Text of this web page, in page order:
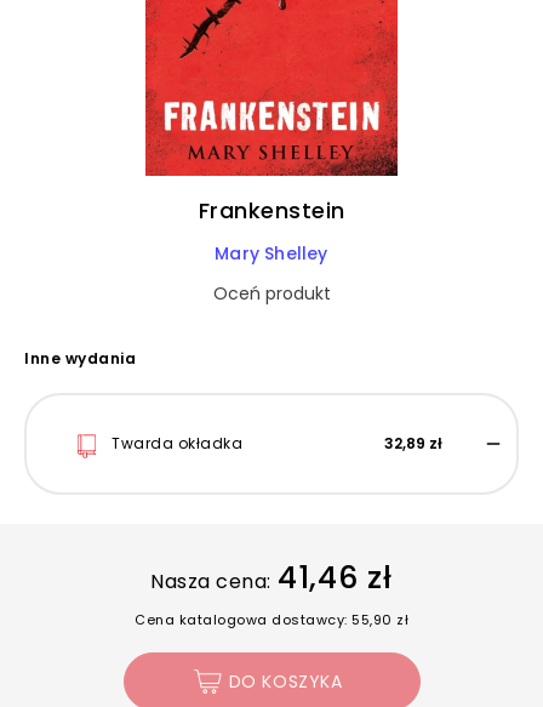
Frankenstein
Mary Shelley
Oceń produkt
Inne wydania
Twarda okładka 32,89 zł
Nasza cena: 41,46 zł
Cena katalogowa dostawcy: 55,90 zł
DO KOSZYKA